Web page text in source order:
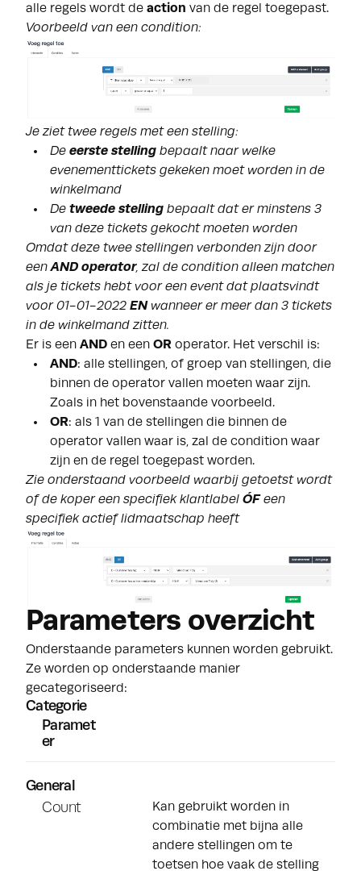
alle regels wordt de action van de regel toegepast.
Voorbeeld van een condition:
Je ziet twee regels met een stelling:
De eerste stelling bepaalt naar welke
evenementtickets gekeken moet worden in de
winkelmand
De tweede stelling bepaalt dat er minstens 3
van deze tickets gekocht moeten worden
Omdat deze twee stellingen verbonden zijn door
eenAND operator, zal de condition alleen matchen
als je tickets hebt voor een event dat plaatsvindt
voor 01-01-2022 EN wanneer er meer dan 3 tickets
in de winkelmand zitten.
Er is een AND en een OR operator. Het verschil is:
AND: alle stellingen, of groep van stellingen, die
binnen de operator vallen moeten waar zijn.
Zoals in het bovenstaande voorbeeld.
OR: als 1 van de stellingen die binnen de
operator vallen waar is, zal de condition waar
zijn en de regel toegepast worden.
Zie onderstaand voorbeeld waarbij getoetst wordt
of de koper een specifiek klantlabel ÓF een
specifiek actief lidmaatschap heeft
Parameters overzicht
Onderstaande parameters kunnen worden gebruikt.
Ze worden op onderstaande manier
gecategoriseerd:
Categorie
Paramet
er
General
Count
Kan gebruikt worden in
combinatie met bijna alle
andere stellingen om te
toetsen hoe vaak de stelling